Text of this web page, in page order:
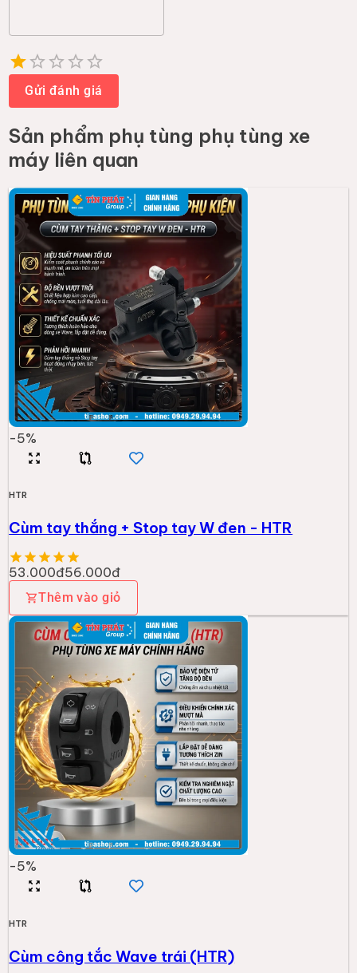
1 Star
2 Stars
3 Stars
4 Stars
5 Stars
Gửi đánh giá
Sản phẩm phụ tùng phụ tùng xe
máy liên quan
-5%
HTR
Cùm tay thắng + Stop tay W đen - HTR
53.000đ56.000đ
Thêm vào giỏ
-5%
HTR
Cùm công tắc Wave trái (HTR)